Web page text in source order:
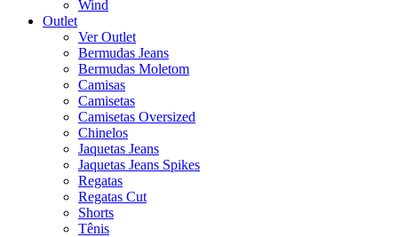
Wind
Outlet
Ver Outlet
Bermudas Jeans
Bermudas Moletom
Camisas
Camisetas
Camisetas Oversized
Chinelos
Jaquetas Jeans
Jaquetas Jeans Spikes
Regatas
Regatas Cut
Shorts
Tênis